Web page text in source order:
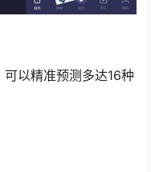
以精准预测多达16种